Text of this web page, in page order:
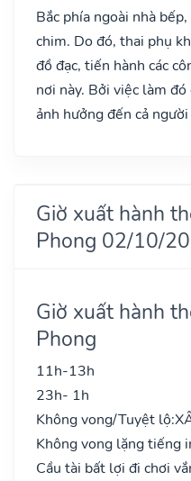
Bắc phía ngoài nhà
chim. Do đó, thai phụ
đồ đạc, tiến hành các
nơi này. Bởi việc làm
ảnh hưởng đến cả
Giờ xuất hành
Phong 02/10/
Giờ xuất hành
Phong
11h-13h
23h- 1h
Không vong/Tuyệt lộ:
Không vong lặng tiếng
Cầu tài bất lợi đi chơi